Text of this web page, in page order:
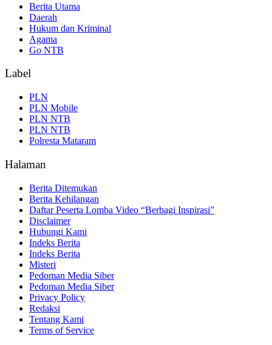
Berita Utama
Daerah
Hukum dan Kriminal
Agama
Go NTB
Label
PLN
PLN Mobile
PLN NTB
PLN NTB
Polresta Mataram
Halaman
Berita Ditemukan
Berita Kehilangan
Daftar Peserta Lomba Video “Berbagi Inspirasi”
Disclaimer
Hubungi Kami
Indeks Berita
Indeks Berita
Misteri
Pedoman Media Siber
Pedoman Media Siber
Privacy Policy
Redaksi
Tentang Kami
Terms of Service